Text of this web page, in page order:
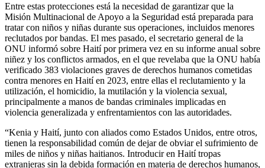
Entre estas protecciones está la necesidad de garantizar que la
Misión Multinacional de Apoyo a la Seguridad está preparada para
tratar con niños y niñas durante sus operaciones, incluidos menores
reclutados por bandas. El mes pasado, el secretario general de la
ONU informó sobre Haití por primera vez en su informe anual sobre
niñez y los conflictos armados, en el que revelaba que la ONU había
verificado 383 violaciones graves de derechos humanos cometidas
contra menores en Haití en 2023, entre ellas el reclutamiento y la
utilización, el homicidio, la mutilación y la violencia sexual,
principalmente a manos de bandas criminales implicadas en
violencia generalizada y enfrentamientos con las autoridades.
“Kenia y Haití, junto con aliados como Estados Unidos, entre otros,
tienen la responsabilidad común de dejar de obviar el sufrimiento de
miles de niños y niñas haitianos. Introducir en Haití tropas
extranjeras sin la debida formación en materia de derechos humanos,